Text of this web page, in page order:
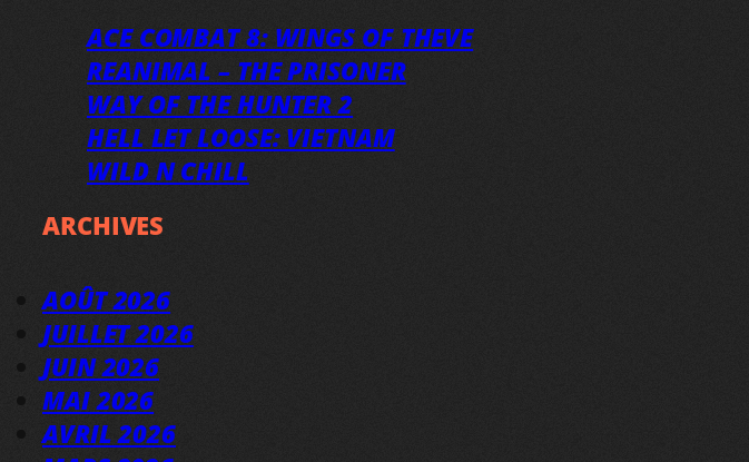
ACE COMBAT 8: WINGS OF THEVE
REANIMAL – THE PRISONER
WAY OF THE HUNTER 2
HELL LET LOOSE: VIETNAM
WILD N CHILL
ARCHIVES
AOÛT 2026
JUILLET 2026
JUIN 2026
MAI 2026
AVRIL 2026